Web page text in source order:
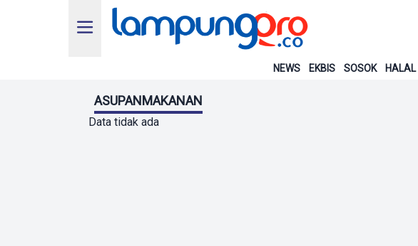
NEWS EKBIS SOSOK HALAL
ASUPANMAKANAN
Data tidak ada